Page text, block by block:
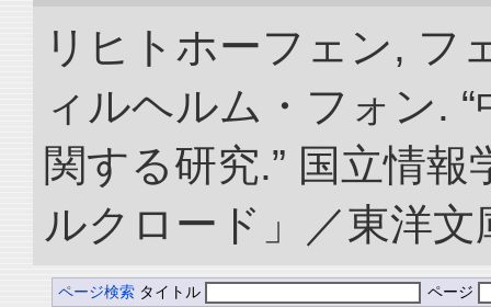
リヒトホーフェン, フ
ィルヘルム・フォン.
関する研究.” 国立情
ルクロード」／東洋
ページ検索 タイトル ページ